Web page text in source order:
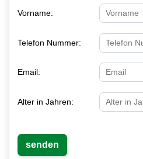
Vorname:
Telefon Nummer:
Email:
Alter in Jahren: